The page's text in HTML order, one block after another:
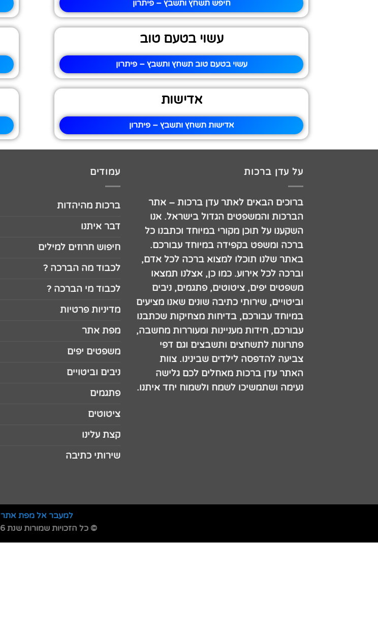
חיפש תשחץ ותשבץ – פיתרון
עשוי בטעם טוב
עשוי בטעם טוב תשחץ ותשבץ – פיתרון
אדישות
אדישות תשחץ ותשבץ – פיתרון
על עדן ברכות
ברוכים הבאים לאתר עדן ברכות – אתר
הברכות והמשפטים הגדול בישראל. אנו
השקענו על תוכן מקורי במיוחד וכתבנו כל
ברכה ומשפט בקפידה במיוחד עבורכם.
באתר שלנו תוכלו למצוא ברכה לכל אדם,
וברכה לכל אירוע. כמו כן, אצלנו תמצאו
משפטים יפים, ציטוטים, פתגמים, ניבים
וביטויים, שירותי כתיבה שונים שאנו מציעים
במיוחד עבורכם, בדיחות מצחיקות שכתבנו
עבורכם, חידות מעניינות ומעוררות מחשבה,
פתרונות לתשחצים ותשבצים וגם דפי
צביעה להדפסה לילדים שבינינו. צוות
האתר עדן ברכות מאחלים לכם גלישה
נעימה ושתמשיכו לשמח ולשמוח יחד איתנו.
עמודים
ברכות מהיהדות
דבר איתנו
חיפוש חרוזים למילים
לכבוד מה הברכה ?
לכבוד מי הברכה ?
מדיניות פרטיות
מפת אתר
משפטים יפים
ניבים וביטויים
פתגמים
ציטוטים
קצת עלינו
שירותי כתיבה
למעבר אל מפת אתר
© כל הזכויות שמורות שנת 2026 ©